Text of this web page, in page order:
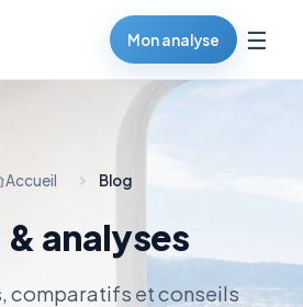
Mon analyse ☰
Accueil Blog
& analyses
comparatifs et conseils